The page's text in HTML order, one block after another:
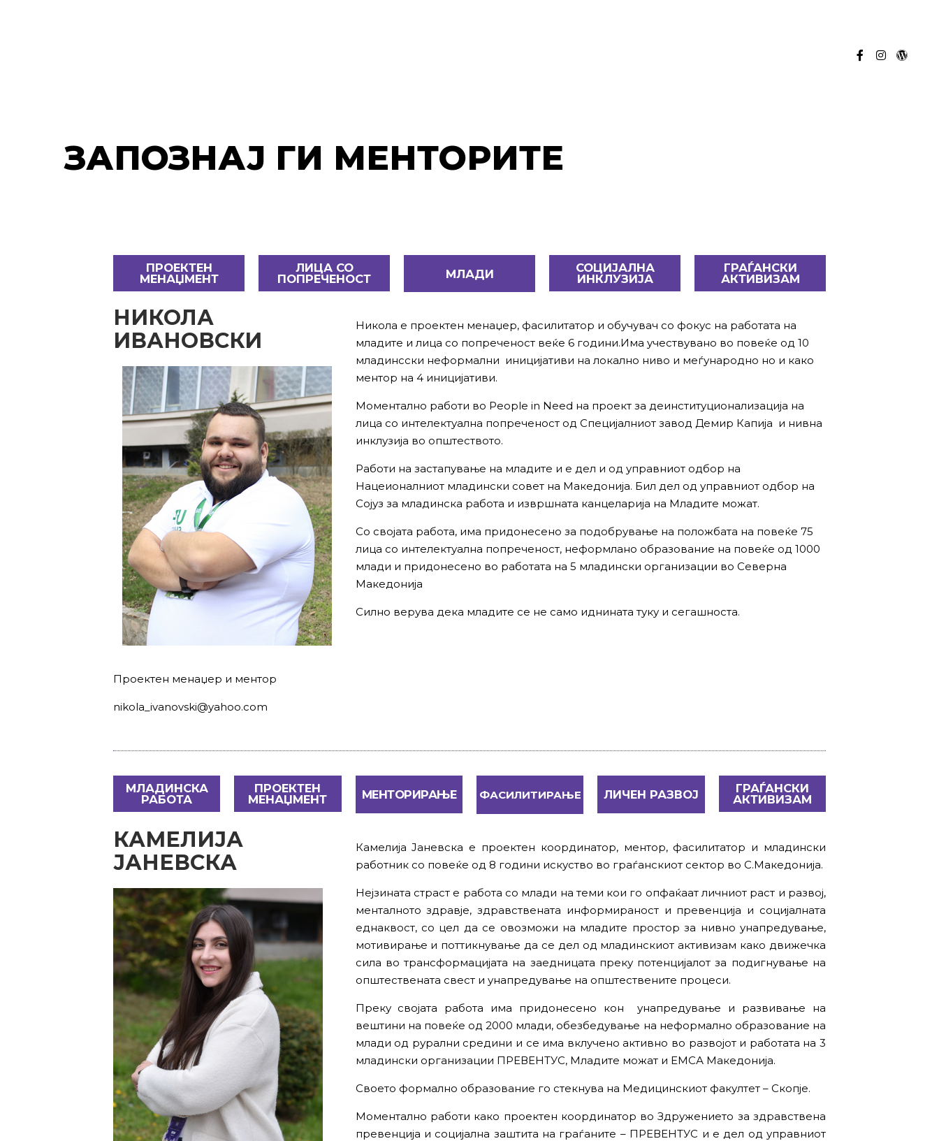
ЗАПОЗНАЈ ГИ МЕНТОРИТЕ
ПРОЕКТЕН
МЕНАЏМЕНТ
ЛИЦА СО
ПОПРЕЧЕНОСТ
МЛАДИ
СОЦИЈАЛНА
ИНКЛУЗИЈА
ГРАЃАНСКИ
АКТИВИЗАМ
НИКОЛА
ИВАНОВСКИ
Проектен менаџер и ментор
nikola_ivanovski@yahoo.com
Никола е проектен менаџер, фасилитатор и обучувач со фокус на работата на
младите и лица со попреченост веќе 6 години.Има учествувано во повеќе од 10
младинсски неформални иницијативи на локално ниво и меѓународно но и како
ментор на 4 иницијативи.
Моментално работи во People in Need на проект за деинституционализација на
лица со интелектуална попреченост од Специјалниот завод Демир Капија и нивна
инклузија во општеството.
Работи на застапување на младите и е дел и од управниот одбор на
Нацеионалниот младински совет на Македонија. Бил дел од управниот одбор на
Сојуз за младинска работа и извршната канцеларија на Младите можат.
Со својата работа, има придонесено за подобрување на положбата на повеќе 75
лица со интелектуална попреченост, неформлано образование на повеќе од 1000
млади и придонесено во работата на 5 младински организации во Северна
Македонија
Силно верува дека младите се не само иднината туку и сегашноста.
МЛАДИНСКА
РАБОТА
ПРОЕКТЕН
МЕНАЏМЕНТ
МЕНТОРИРАЊЕ ФАСИЛИТИРАЊЕ ЛИЧЕН РАЗВОЈ
ГРАЃАНСКИ
АКТИВИЗАМ
КАМЕЛИЈА
ЈАНЕВСКА
Камелија Јаневска е проектен координатор, ментор, фасилитатор и младински
работник со повеќе од 8 години искуство во граѓанскиот сектор во С.Македонија.
Нејзината страст е работа со млади на теми кои го опфаќаат личниот раст и развој,
менталното здравје, здравствената информираност и превенција и социјалната
еднаквост, со цел да се овозможи на младите простор за нивно унапредување,
мотивирање и поттикнување да се дел од младинскиот активизам како движечка
сила во трансформацијата на заедницата преку потенцијалот за подигнување на
општествената свест и унапредување на општествените процеси.
Преку својата работа има придонесено кон унапредување и развивање на
вештини на повеќе од 2000 млади, обезбедување на неформално образование на
млади од рурални средини и се има вклучено активно во развојот и работата на 3
младински организации ПРЕВЕНТУС, Младите можат и ЕМСА Македонија.
Своето формално образование го стекнува на Медицинскиот факултет – Скопје.
Моментално работи како проектен координатор во Здружението за здравствена
превенција и социјална заштита на граѓаните – ПРЕВЕНТУС и е дел од управниот